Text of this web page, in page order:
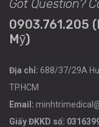
Got Question?
0903.761.205
Mỹ)
Địa chỉ: 688/37/29A
TP.HCM
Email:
Giấy ĐKKD số: